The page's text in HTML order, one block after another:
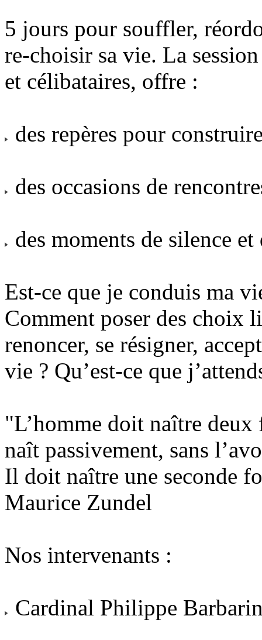
5 jours pour souffler,
re-choisir sa vie. La
et célibataires, offre :
des repères pour
des occasions de
des moments de silence et
Est-ce que je conduis ma
Comment poser des choix
renoncer, se résigner,
vie ? Qu’est-ce que
"L’homme doit naître
naît passivement, sans
Il doit naître une seconde
Maurice Zundel
Nos intervenants :
Cardinal Philippe